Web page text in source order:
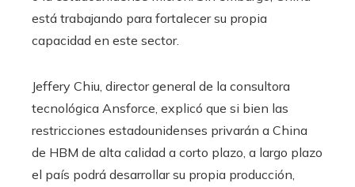
está trabajando para fortalecer su propia
capacidad en este sector.
Jeffery Chiu, director general de la consultora
tecnológica Ansforce, explicó que si bien las
restricciones estadounidenses privarán a China
de HBM de alta calidad a corto plazo, a largo plazo
el país podrá desarrollar su propia producción,